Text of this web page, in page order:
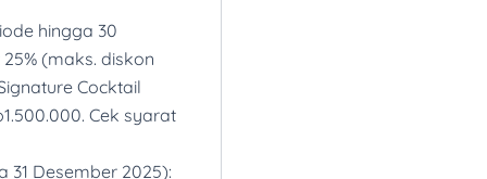
hingga 30
(maks. diskon
Cocktail
Cek syarat
31 Desember 2025):